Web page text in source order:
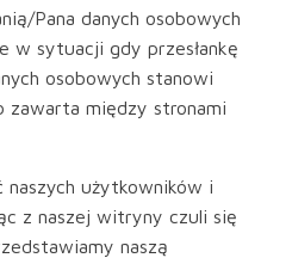
Pana danych osobowych
w sytuacji gdy przesłankę
osobowych stanowi
zawarta między stronami
naszych użytkowników i
z naszej witryny czuli się
naszą